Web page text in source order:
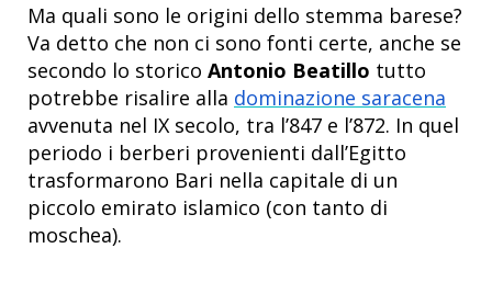
Ma quali sono le origini dello stemma barese?
Va detto che non ci sono fonti certe, anche se
secondo lo storico Antonio Beatillo tutto
potrebbe risalire alla dominazione saracena
avvenuta nel IX secolo, tra l’847 e l’872. In quel
periodo i berberi provenienti dall’Egitto
trasformarono Bari nella capitale di un
piccolo emirato islamico (con tanto di
moschea).